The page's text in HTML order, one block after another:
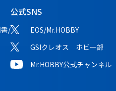
/
公式SNS
EOS/Mr.HOBBY
GSIクレオス ホビー部
Mr.HOBBY公式チャンネル